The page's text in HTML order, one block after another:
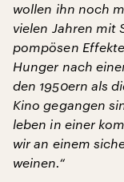
wollen ihn noch
vielen Jahren mit
pompösen
Hunger nach
den 1950ern als
Kino gegangen
leben in einer
wir an einem
weinen.“